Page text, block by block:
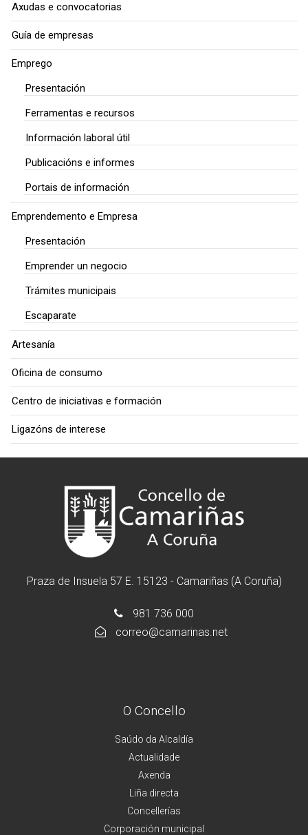
Axudas e convocatorias
Guía de empresas
Emprego
Presentación
Ferramentas e recursos
Información laboral útil
Publicacións e informes
Portais de información
Emprendemento e Empresa
Presentación
Emprender un negocio
Trámites municipais
Escaparate
Artesanía
Oficina de consumo
Centro de iniciativas e formación
Ligazóns de interese
Praza de Insuela 57 E. 15123 - Camariñas (A Coruña)
981 736 000
correo@camarinas.net
O Concello
Saúdo da Alcaldía
Actualidade
Axenda
Liña directa
Concellerías
Corporación municipal